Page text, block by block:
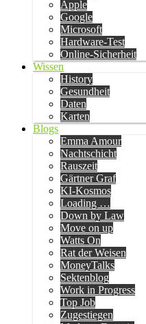
Apple
Google
Microsoft
Hardware-Test
Online-Sicherheit
Wissen
History
Gesundheit
Daten
Karten
Blogs
Emma Amour
Nachtschicht
Rauszeit
Gärtner Graf
KI-Kosmos
Loading …
Down by Law
Move on up
Watts On
Rat der Weisen
MoneyTalks
Sektenblog
Work in Progress
Top Job
Zugestiegen